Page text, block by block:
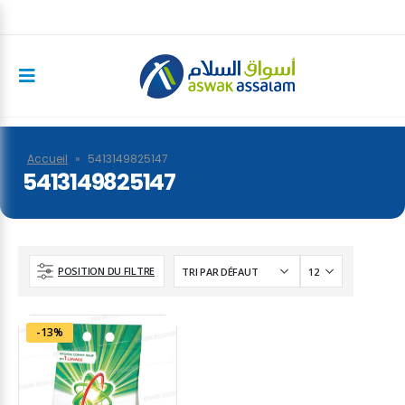
Accueil » 5413149825147
5413149825147
POSITION DU FILTRE
-13%